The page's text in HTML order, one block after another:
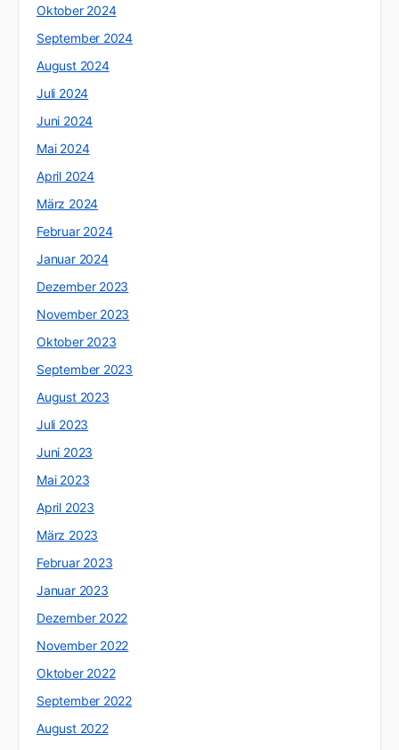
Oktober 2024
September 2024
August 2024
Juli 2024
Juni 2024
Mai 2024
April 2024
März 2024
Februar 2024
Januar 2024
Dezember 2023
November 2023
Oktober 2023
September 2023
August 2023
Juli 2023
Juni 2023
Mai 2023
April 2023
März 2023
Februar 2023
Januar 2023
Dezember 2022
November 2022
Oktober 2022
September 2022
August 2022